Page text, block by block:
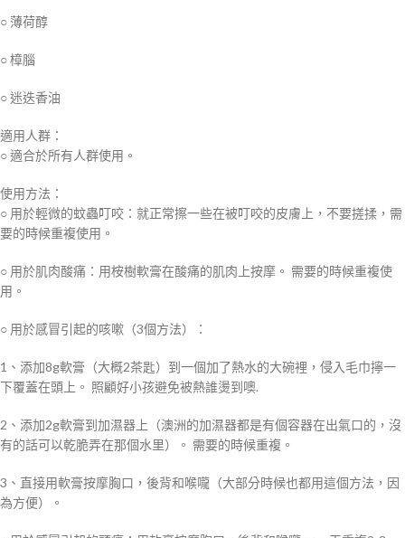
○ 薄荷醇
○ 樟腦
○ 迷迭香油
適用人群：
○ 適合於所有人群使用。
使用方法：
○ 用於輕微的蚊蟲叮咬：就正常擦一些在被叮咬的皮膚上，不要搓揉，需
要的時候重複使用。
○ 用於肌肉酸痛：用桉樹軟膏在酸痛的肌肉上按摩。 需要的時候重複使
用。
○ 用於感冒引起的咳嗽（3個方法）：
1、添加8g軟膏（大概2茶匙）到一個加了熱水的大碗裡，侵入毛巾擰一
下覆蓋在頭上。 照顧好小孩避免被熱誰燙到噢.
2、添加2g軟膏到加濕器上（澳洲的加濕器都是有個容器在出氣口的，沒
有的話可以乾脆弄在那個水里）。 需要的時候重複。
3、直接用軟膏按摩胸口，後背和喉嚨（大部分時候也都用這個方法，因
為方便）。